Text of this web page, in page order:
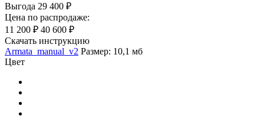
Выгода 29 400 ₽
Цена по распродаже:
11 200 ₽ 40 600 ₽
Скачать инструкцию
Armata_manual_v2 Размер: 10,1 мб
Цвет